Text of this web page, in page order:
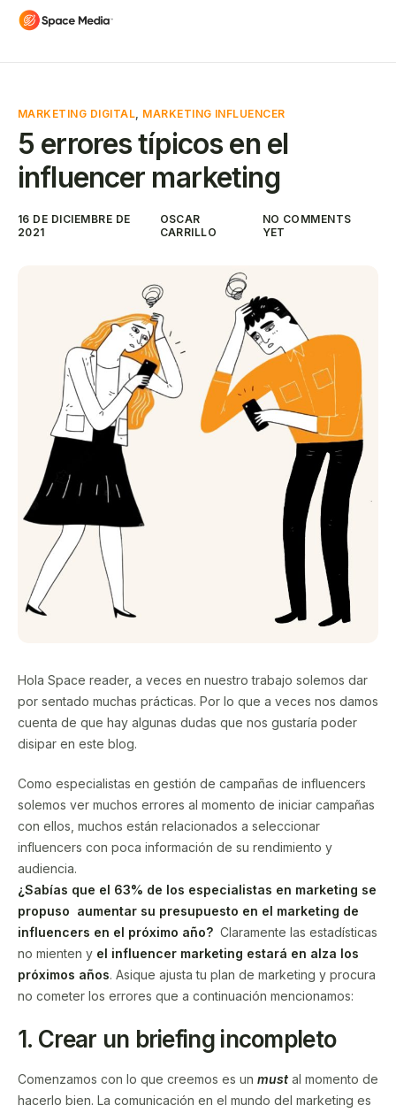
MARKETING DIGITAL, MARKETING INFLUENCER
5 errores típicos en el
influencer marketing
16 DE DICIEMBRE DE
2021
OSCAR
CARRILLO
NO COMMENTS
YET
Hola Space reader, a veces en nuestro trabajo solemos dar
por sentado muchas prácticas. Por lo que a veces nos damos
cuenta de que hay algunas dudas que nos gustaría poder
disipar en este blog.
Como especialistas en gestión de campañas de influencers
solemos ver muchos errores al momento de iniciar campañas
con ellos, muchos están relacionados a seleccionar
influencers con poca información de su rendimiento y
audiencia.
¿Sabías que el 63% de los especialistas en marketing se
propuso aumentar su presupuesto en el marketing de
influencers en el próximo año? Claramente las estadísticas
no mienten y el influencer marketing estará en alza los
próximos años. Asique ajusta tu plan de marketing y procura
no cometer los errores que a continuación mencionamos:
1. Crear un briefing incompleto
Comenzamos con lo que creemos es un must al momento de
hacerlo bien. La comunicación en el mundo del marketing es